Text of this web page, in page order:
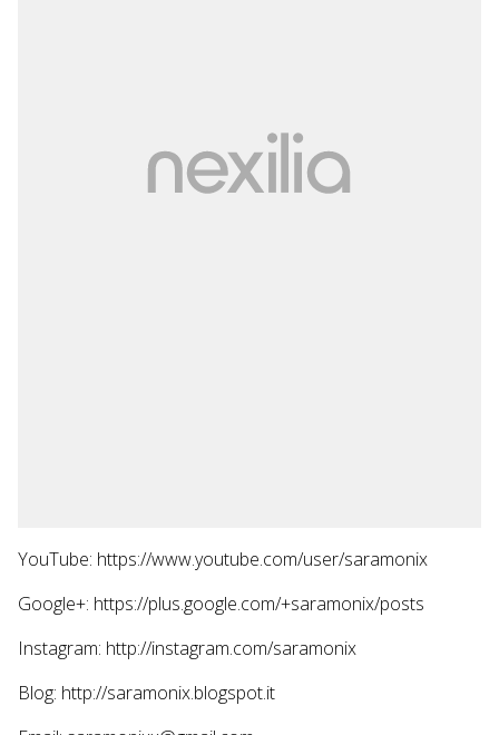
YouTube: https://www.youtube.com/user/saramonix
Google+: https://plus.google.com/+saramonix/posts
Instagram: http://instagram.com/saramonix
Blog: http://saramonix.blogspot.it